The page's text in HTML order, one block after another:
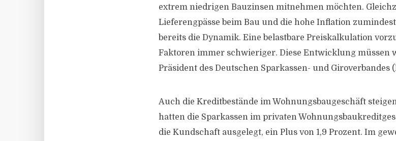
extrem niedrigen Bauzinsen mitnehmen möchten.
Lieferengpässe beim Bau und die hohe Inflation
bereits die Dynamik. Eine belastbare Preiskalkulation
Faktoren immer schwieriger. Diese Entwicklung müssen
Präsident des Deutschen Sparkassen- und Giroverbandes
Auch die Kreditbestände im Wohnungsbaugeschäft
hatten die Sparkassen im privaten
die Kundschaft ausgelegt, ein Plus von 1,9 Prozent. Im